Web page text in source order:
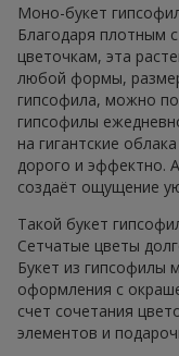
Моно-букет
Благодаря плотным
цветочкам, эта
любой формы,
гипсофила, можно
гипсофилы
на гигантские
дорого и эффектно.
создаёт ощущение
Такой букет
Сетчатые цветы
Букет из гипсофилы
оформления с
счет сочетания
элементов и